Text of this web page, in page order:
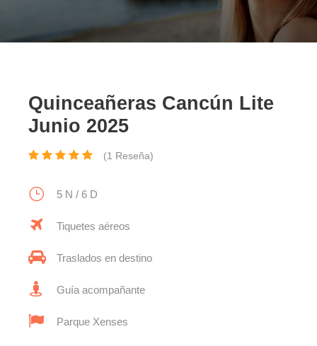
Quinceañeras Cancún Lite
Junio 2025
(1 Reseña)
5 N / 6 D
Tiquetes aéreos
Traslados en destino
Guía acompañante
Parque Xenses